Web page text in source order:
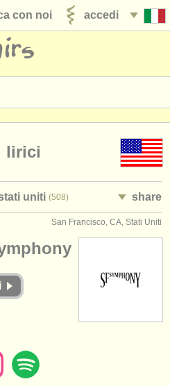
accedi
con noi
lirici
uniti (508) share
San Francisco, CA, Stati Uniti